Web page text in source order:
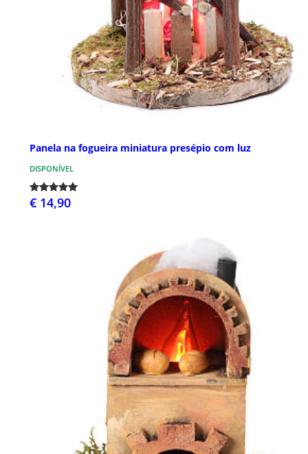
Panela na fogueira miniatura presépio com luz
DISPONÍVEL
€ 14,90